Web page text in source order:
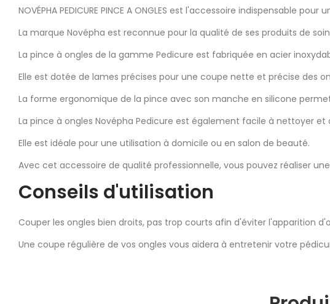
NOVÉPHA PEDICURE PINCE A ONGLES est l'accessoire indispensable
La marque Novépha est reconnue pour la qualité de ses produits de
La pince à ongles de la gamme Pedicure est fabriquée en acier
Elle est dotée de lames précises pour une coupe nette et précise des
La forme ergonomique de la pince avec son manche en silicone
La pince à ongles Novépha Pedicure est également facile à nettoyer
Elle est idéale pour une utilisation à domicile ou en salon de beauté.
Avec cet accessoire de qualité professionnelle, vous pouvez réaliser
Conseils d'utilisation
Couper les ongles bien droits, pas trop courts afin d'éviter l'apparition
Une coupe régulière de vos ongles vous aidera à entretenir votre